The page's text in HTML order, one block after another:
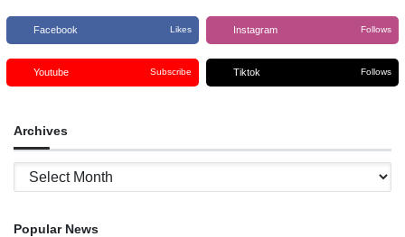
Facebook Likes Instagram Follows
Youtube Subscribe Tiktok Follows
Archives
Archives
Popular News